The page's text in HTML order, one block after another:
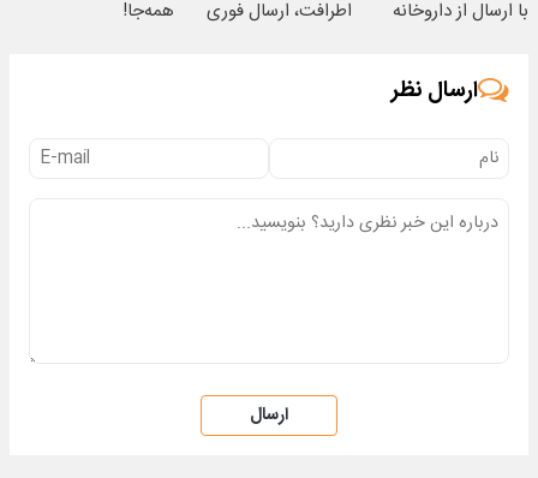
با ارسال از داروخانه
اطرافت، ارسال فوری
همه‌جا!
ارسال نظر
ارسال